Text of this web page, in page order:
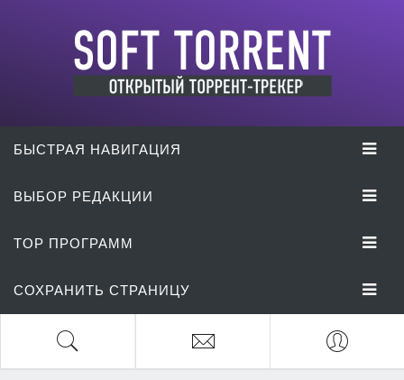
БЫСТРАЯ НАВИГАЦИЯ
ВЫБОР РЕДАКЦИИ
TOP ПРОГРАММ
СОХРАНИТЬ СТРАНИЦУ